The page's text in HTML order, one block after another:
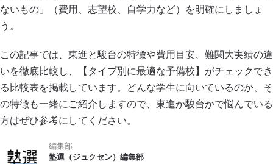
ないもの」（費用、志望校、自学力など）を明確にしましょ
う。
この記事では、東進と駿台の特徴や費用目安、難関大実績の違
いを徹底比較し、【タイプ別に最適な予備校】がチェックでき
る比較表を掲載しています。どんな学生に向いているのか、そ
の特徴も一緒にご紹介しますので、東進か駿台かで悩んでいる
方はぜひ参考にしてください。
編集部
塾選（ジュクセン）編集部